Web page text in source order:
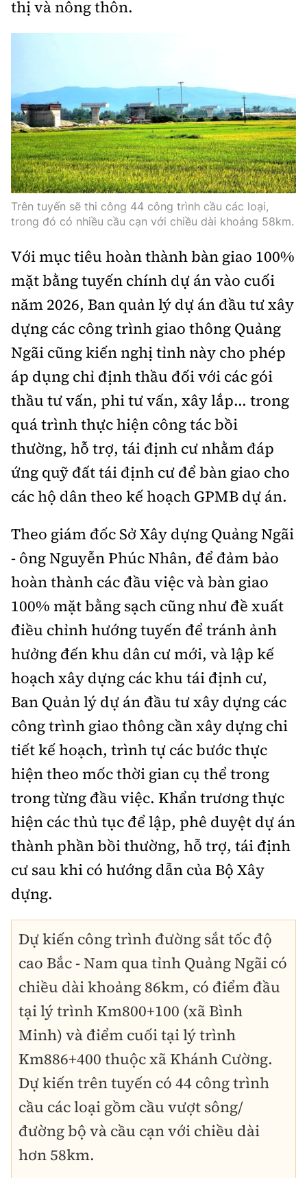
thị và nông thôn.
Trên tuyến sẽ thi công 44 công trình cầu các loại,
trong đó có nhiều cầu cạn với chiều dài khoảng 58km.
Với mục tiêu hoàn thành bàn giao 100%
mặt bằng tuyến chính dự án vào cuối
năm 2026, Ban quản lý dự án đầu tư xây
dựng các công trình giao thông Quảng
Ngãi cũng kiến nghị tỉnh này cho phép
áp dụng chỉ định thầu đối với các gói
thầu tư vấn, phi tư vấn, xây lắp... trong
quá trình thực hiện công tác bồi
thường, hỗ trợ, tái định cư nhằm đáp
ứng quỹ đất tái định cư để bàn giao cho
các hộ dân theo kế hoạch GPMB dự án.
Theo giám đốc Sở Xây dựng Quảng Ngãi
- ông Nguyễn Phúc Nhân, để đảm bảo
hoàn thành các đầu việc và bàn giao
100% mặt bằng sạch cũng như đề xuất
điều chỉnh hướng tuyến để tránh ảnh
hưởng đến khu dân cư mới, và lập kế
hoạch xây dựng các khu tái định cư,
Ban Quản lý dự án đầu tư xây dựng các
công trình giao thông cần xây dựng chi
tiết kế hoạch, trình tự các bước thực
hiện theo mốc thời gian cụ thể trong
trong từng đầu việc. Khẩn trương thực
hiện các thủ tục để lập, phê duyệt dự án
thành phần bồi thường, hỗ trợ, tái định
cư sau khi có hướng dẫn của Bộ Xây
dựng.
Dự kiến công trình đường sắt tốc độ
cao Bắc - Nam qua tỉnh Quảng Ngãi có
chiều dài khoảng 86km, có điểm đầu
tại lý trình Km800+100 (xã Bình
Minh) và điểm cuối tại lý trình
Km886+400 thuộc xã Khánh Cường.
Dự kiến trên tuyến có 44 công trình
cầu các loại gồm cầu vượt sông/
đường bộ và cầu cạn với chiều dài
hơn 58km.